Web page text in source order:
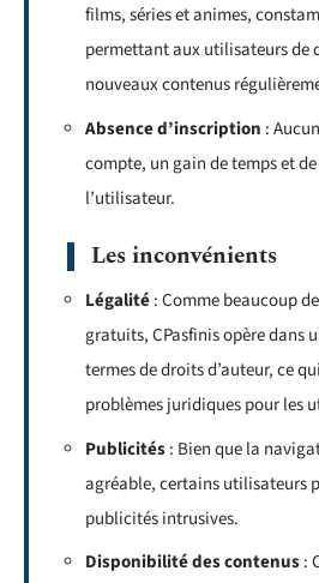
films, séries et animes,
permettant aux utilisateurs de
nouveaux contenus
Absence d’inscription :
compte, un gain de temps et
l’utilisateur.
Les inconvénients
Légalité: Comme beaucoup
gratuits, CPasfinis opère dans
termes de droits d’auteur, ce
problèmes juridiques pour les
Publicités: Bien que la
agréable, certains utilisateurs
publicités intrusives.
Disponibilité des contenus: